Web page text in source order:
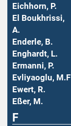
Eichhorn, P.
El Boukhrissi,
A.
Enderle, B.
Enghardt, L.
Ermanni, P.
Evliyaoglu, M.F
Ewert, R.
Eßer, M.
F